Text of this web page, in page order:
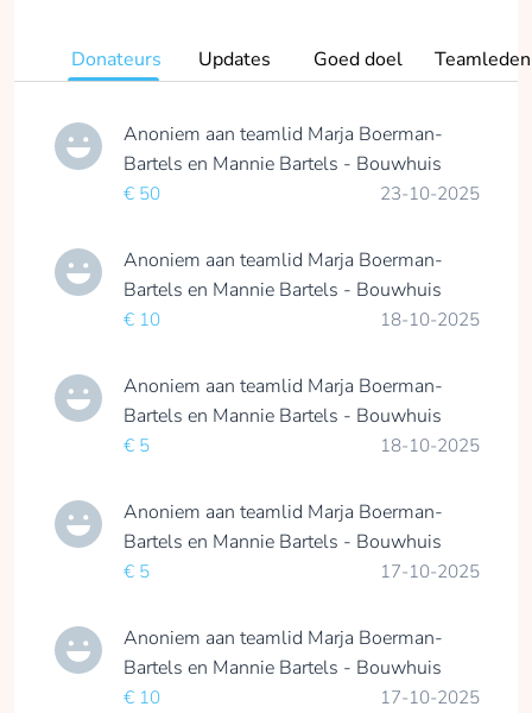
Donateurs Updates Goed doel Teamleden
Anoniem aan teamlid Marja Boerman-
Bartels en Mannie Bartels - Bouwhuis
€ 50 23-10-2025
Anoniem aan teamlid Marja Boerman-
Bartels en Mannie Bartels - Bouwhuis
€ 10 18-10-2025
Anoniem aan teamlid Marja Boerman-
Bartels en Mannie Bartels - Bouwhuis
€ 5 18-10-2025
Anoniem aan teamlid Marja Boerman-
Bartels en Mannie Bartels - Bouwhuis
€ 5 17-10-2025
Anoniem aan teamlid Marja Boerman-
Bartels en Mannie Bartels - Bouwhuis
€ 10 17-10-2025